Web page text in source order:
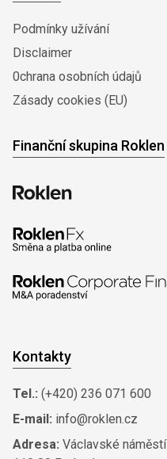
Podmínky užívání
Disclaimer
0chrana osobních údajů
Zásady cookies (EU)
Finanční skupina Roklen
Kontakty
Tel.: (+420) 236 071 600
E-mail: info@roklen.cz
Adresa: Václavské